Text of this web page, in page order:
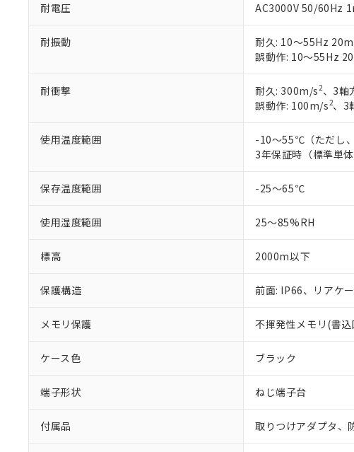
耐電圧 AC3000V 50/60Hz
耐振動 耐久: 10～55Hz
誤動作: 10～55Hz
耐衝撃 耐久: 300m/s2、3軸
誤動作: 100m/s2、3
使用温度範囲
-10～55℃（ただし、
3年保証時（標準単
保存温度範囲 -25～65℃
使用湿度範囲 25～85%RH
標高 2000m以下
保護構造 前面: IP66、リアケ
メモリ保護 不揮発性メモリ(書
ケース色 ブラック
端子形状 ねじ端子台
付属品 取りつけアダプタ、
混在することから備考欄
既に当社にて対応品への
り割愛しております。